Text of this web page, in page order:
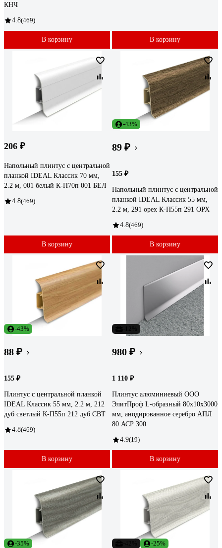
КНЧ
4.8(469)
В корзину В корзину
206 ₽
Напольный плинтус с центральной
планкой IDEAL Классик 70 мм,
2.2 м, 001 белый К-П70п 001 БЕЛ
4.8(469)
В корзину
-43%
89 ₽
155 ₽
Напольный плинтус с центральной
планкой IDEAL Классик 55 мм,
2.2 м, 291 орех К-П55п 291 ОРХ
4.8(469)
В корзину
-43%
88 ₽
155 ₽
Плинтус с центральной планкой
IDEAL Классик 55 мм, 2.2 м, 212
дуб светлый К-П55п 212 дуб СВТ
4.8(469)
В корзину
980 ₽
1 110 ₽
Плинтус алюминиевый ООО
ЭлитПроф L-образный 80х10х3000
мм, анодированное серебро АПЛ
80 АСР 300
4.9(19)
В корзину
-35% -25%